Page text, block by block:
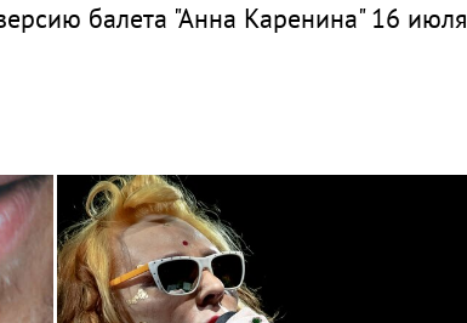
балета "Анна Каренина" 16 июля